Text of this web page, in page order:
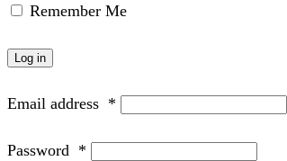
Remember Me
Log in
Email address *
Password *